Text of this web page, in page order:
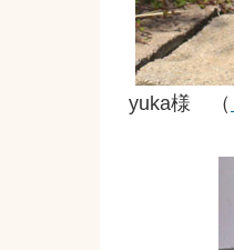
yuka様 （